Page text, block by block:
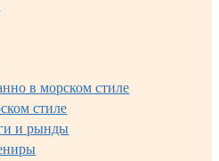
в морском стиле
стиле
и рынды